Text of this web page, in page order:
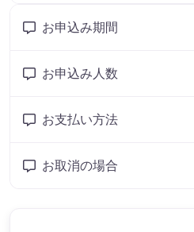
お申込み期間
お申込み人数
お支払い方法
お取消の場合